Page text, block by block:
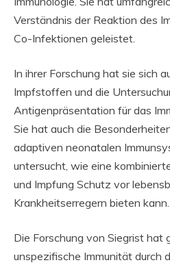
Verständnis der Reaktion des
Co-Infektionen geleistet.
In ihrer Forschung hat sie sich
Impfstoffen und die
Antigenpräsentation für das
Sie hat auch die
adaptiven neonatalen
untersucht, wie eine
und Impfung Schutz vor
Krankheitserregern bieten kann.
Die Forschung von Siegrist hat
unspezifische Immunität durch